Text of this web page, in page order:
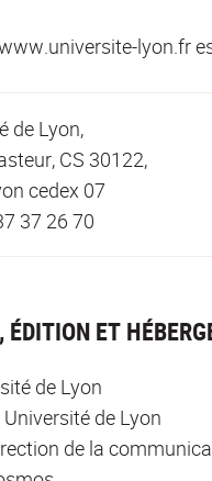
lyon.fr
de Lyon,
CS 30122,
cedex 07
37 26 70
ÉDITION ET
de Lyon
Université de Lyon
de la